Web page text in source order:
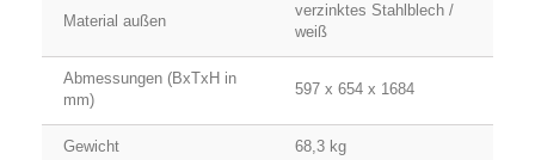
Material außen
verzinktes Stahlblech /
weiß
Abmessungen (BxTxH in
mm)
597 x 654 x 1684
Gewicht 68,3 kg